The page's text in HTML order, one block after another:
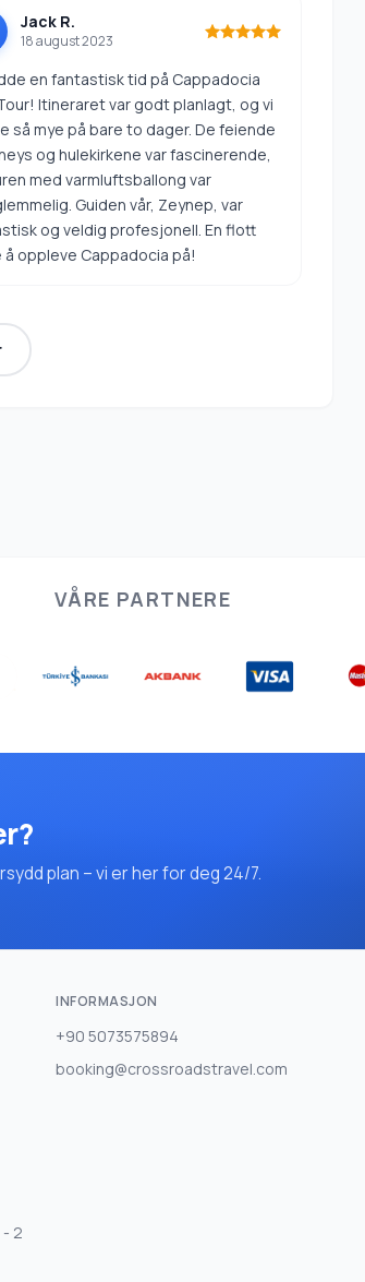
Jack R.
18 august 2023
en fantastisk tid på Cappadocia
Itineraret var godt planlagt, og vi
så mye på bare to dager. De feiende
og hulekirkene var fascinerende,
med varmluftsballong var
Guiden vår, Zeynep, var
og veldig profesjonell. En flott
å oppleve Cappadocia på!
VÅRE PARTNERE
plan – vi er her for deg 24/7.
2
INFORMASJON
+90 5073575894
booking@crossroadstravel.com